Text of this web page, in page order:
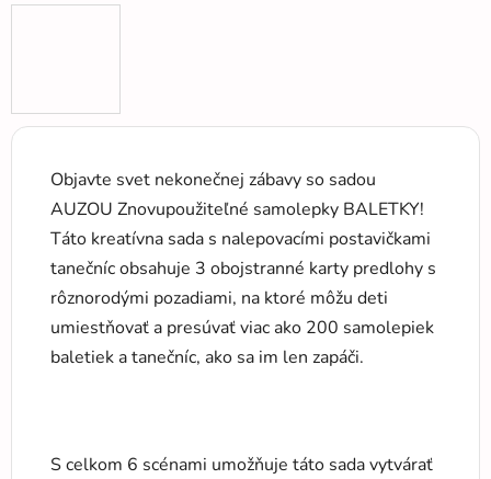
Objavte svet nekonečnej zábavy so sadou
AUZOU Znovupoužiteľné samolepky BALETKY!
Táto kreatívna sada s nalepovacími postavičkami
tanečníc obsahuje 3 obojstranné karty predlohy s
rôznorodými pozadiami, na ktoré môžu deti
umiestňovať a presúvať viac ako 200 samolepiek
baletiek a tanečníc, ako sa im len zapáči.
S celkom 6 scénami umožňuje táto sada vytvárať